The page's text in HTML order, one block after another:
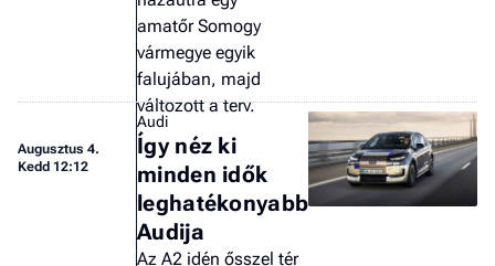
amatőr Somogy
vármegye egyik
falujában, majd
változott a terv.
Augusztus 4.
Kedd 12:12
Audi
Így néz ki
minden idők
leghatékonyabb
Audija
Az A2 idén ősszel tér